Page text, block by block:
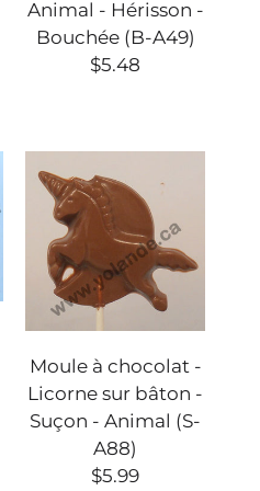
Animal - Hérisson -
Bouchée (B-A49)
$5.48
Moule à chocolat -
Licorne sur bâton -
Suçon - Animal (S-
A88)
$5.99